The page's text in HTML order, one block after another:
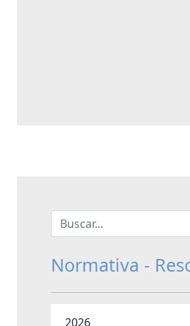
Normativa -
2026